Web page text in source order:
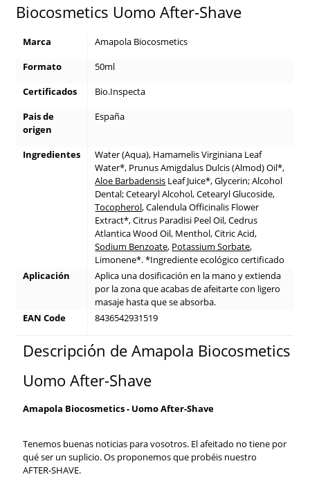
Biocosmetics Uomo After-Shave
Marca
Amapola Biocosmetics
Formato
50ml
Certificados
Bio.Inspecta
Pais de
origen
España
Ingredientes
Water (Aqua), Hamamelis Virginiana Leaf
Water*, Prunus Amigdalus Dulcis (Almod) Oil*,
Aloe Barbadensis Leaf Juice*, Glycerin; Alcohol
Dental; Cetearyl Alcohol, Cetearyl Glucoside,
Tocopherol, Calendula Officinalis Flower
Extract*, Citrus Paradisi Peel Oil, Cedrus
Atlantica Wood Oil, Menthol, Citric Acid,
Sodium Benzoate, Potassium Sorbate,
Limonene*. *Ingrediente ecológico certificado
Aplicación
Aplica una dosificación en la mano y extienda
por la zona que acabas de afeitarte con ligero
masaje hasta que se absorba.
EAN Code
8436542931519
Descripción de Amapola Biocosmetics
Uomo After-Shave
Amapola Biocosmetics - Uomo After-Shave
Tenemos buenas noticias para vosotros. El afeitado no tiene por
qué ser un suplicio. Os proponemos que probéis nuestro
AFTER-SHAVE.